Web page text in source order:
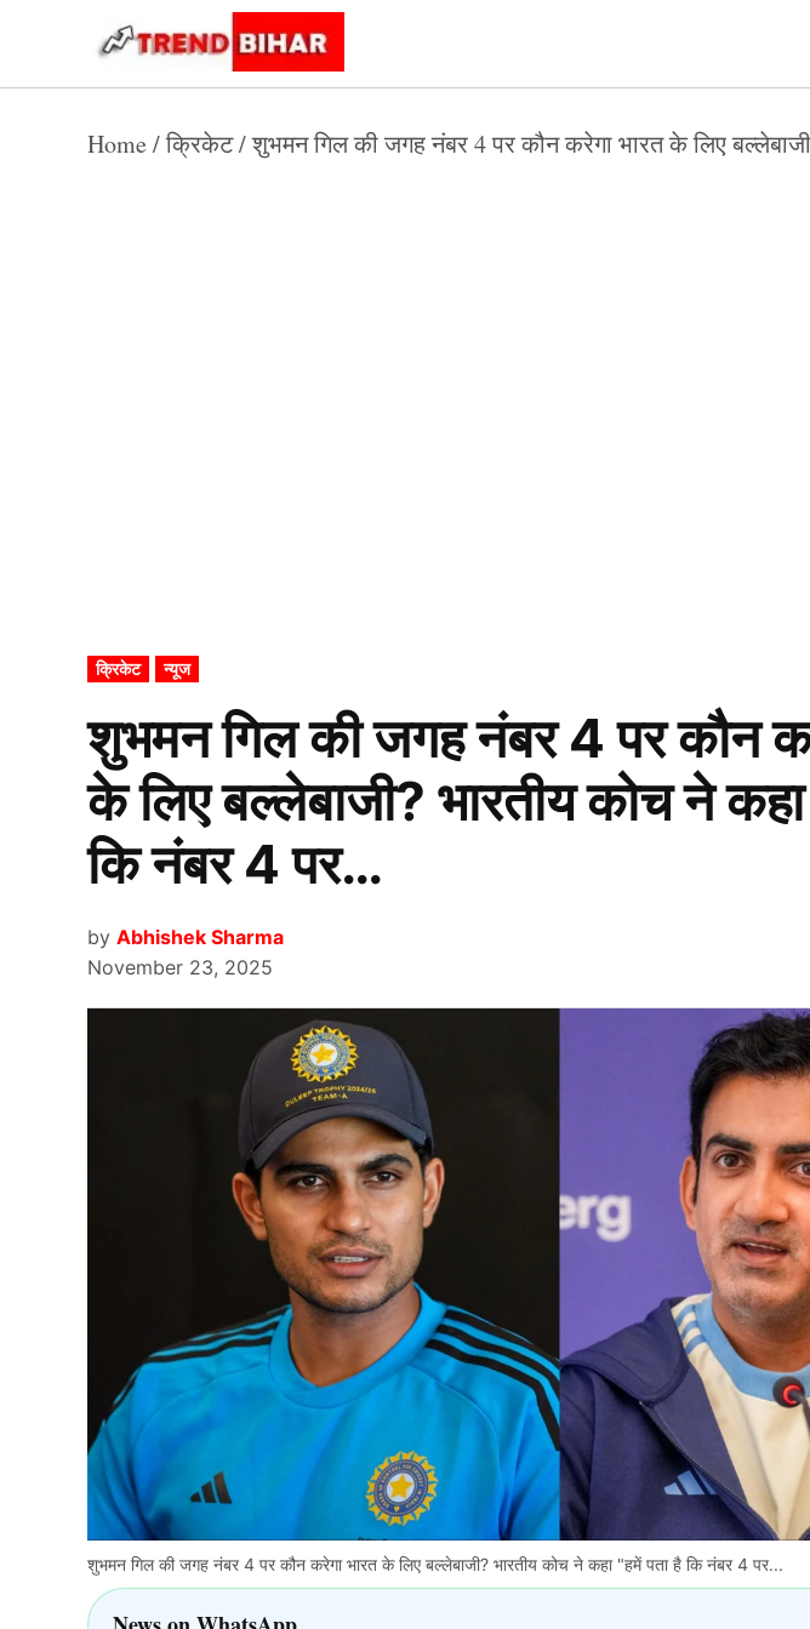
content
Bihar
Home /क्रिकेट/शुभमन गिल की जगह नंबर 4 पर कौन करेगा भारत के लिए
POSTED
IN
क्रिकेट न्यूज
शुभमन गिल की जगह नंबर 4 पर कौन
के लिए बल्लेबाजी? भारतीय कोच ने
कि नंबर 4 पर…
by Abhishek Sharma
November 23, 2025
शुभमन गिल की जगह नंबर 4 पर कौन करेगा भारत के लिए बल्लेबाजी? भारतीय कोच ने कहा "हमें पता है कि नंबर 4 पर...